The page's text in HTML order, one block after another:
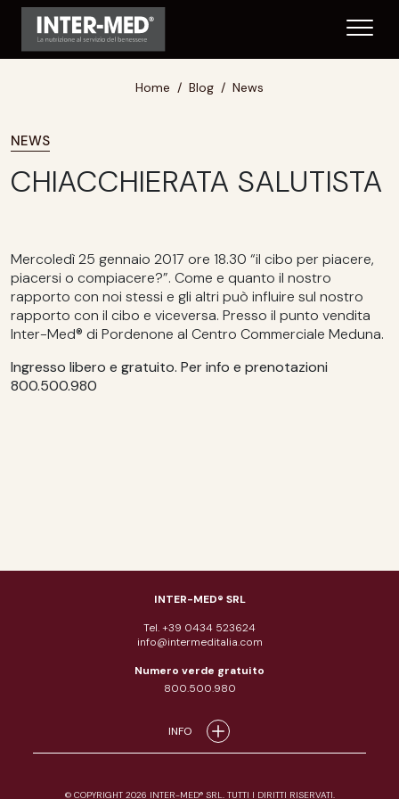
Home Blog News
NEWS
CHIACCHIERATA SALUTISTA
Mercoledì 25 gennaio 2017 ore 18.30 “il cibo per piacere,
piacersi o compiacere?”. Come e quanto il nostro
rapporto con noi stessi e gli altri può influire sul nostro
rapporto con il cibo e viceversa. Presso il punto vendita
Inter-Med® di Pordenone al Centro Commerciale Meduna.
Ingresso libero e gratuito. Per info e prenotazioni
800.500.980
INTER-MED® SRL
Tel. +39 0434 523624
info@intermeditalia.com
Numero verde gratuito
800.500.980
INFO
© COPYRIGHT 2026 INTER-MED® SRL. TUTTI I DIRITTI RISERVATI.